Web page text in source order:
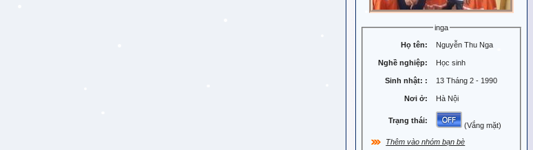
inga
Họ tên: Nguyễn Thu Nga
Nghề nghiệp: Học sinh
Sinh nhật: : 13 Tháng 2 - 1990
Nơi ở: Hà Nội
Trạng thái:
(Vắng mặt)
Thêm vào nhóm bạn bè